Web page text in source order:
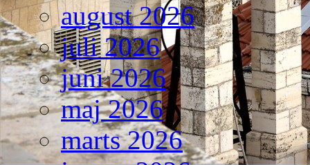
august 2026
juli 2026
juni 2026
maj 2026
marts 2026